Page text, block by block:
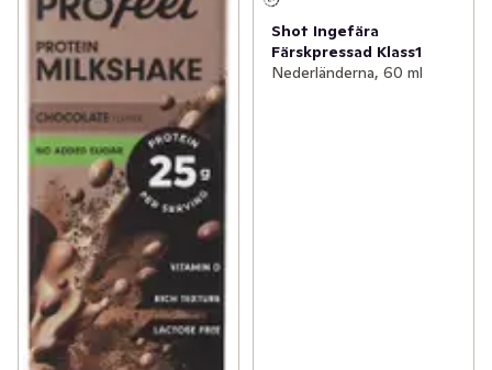
Shot Ingefära
Färskpressad Klass1
Nederländerna, 60 ml